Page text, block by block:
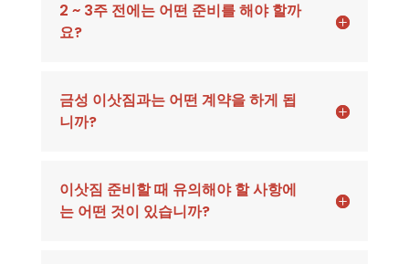
2 ~ 3주 전에는 어떤 준비를 해야 할까
요?
금성 이삿짐과는 어떤 계약을 하게 됩
니까?
이삿짐 준비할 때 유의해야 할 사항에
는 어떤 것이 있습니까?